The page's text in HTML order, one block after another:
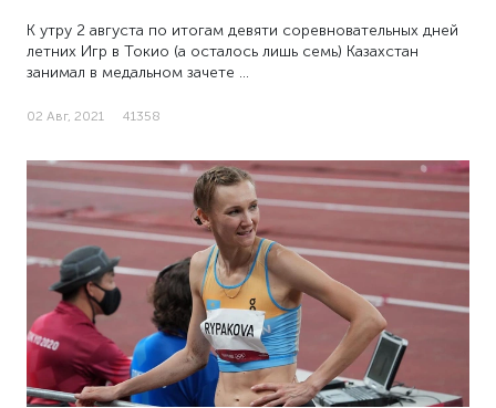
К утру 2 августа по итогам девяти соревновательных дней
летних Игр в Токио (а осталось лишь семь) Казахстан
занимал в медальном зачете …
02 Авг, 2021 41358